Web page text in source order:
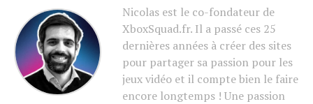
Nicolas est le co-fondateur de
XboxSquad.fr. Il a passé ces 25
dernières années à créer des sites
pour partager sa passion pour les
jeux vidéo et il compte bien le faire
encore longtemps ! Une passion